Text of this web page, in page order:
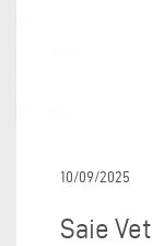
10/09/2025
Saie